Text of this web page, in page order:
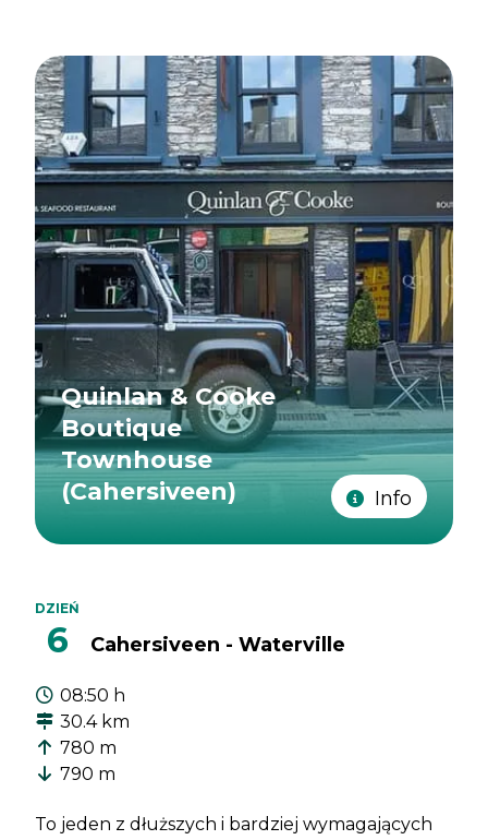
Quinlan & Cooke
Boutique
Townhouse
(Cahersiveen)
Info
DZIEŃ
6 Cahersiveen - Waterville
08:50 h
30.4 km
780 m
790 m
To jeden z dłuższych i bardziej wymagających